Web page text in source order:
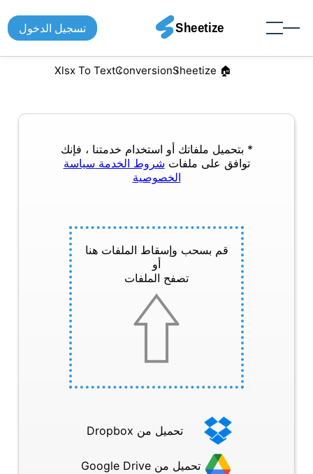
تسجيل الدخول
🏠︎ Sheetize
Conversion
Xlsx To Text
* بتحميل ملفاتك أو استخدام خدمتنا ، فإنك
توافق على ملفات شروط الخدمة سياسة
الخصوصية
قم بسحب وإسقاط الملفات هنا
أو
تصفح الملفات
تحميل من Dropbox
تحميل من Google Drive